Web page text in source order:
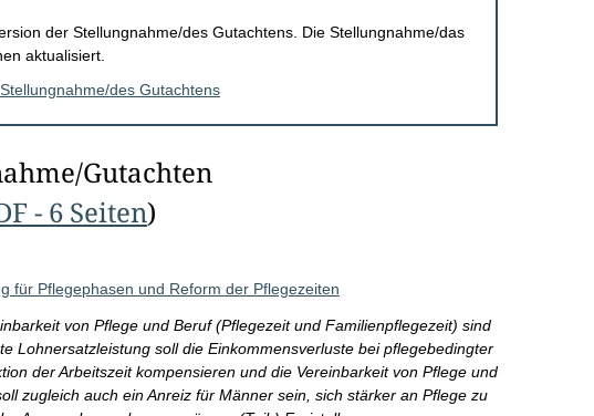
der Stellungnahme/des Gutachtens. Die Stellungnahme/das
aktualisiert.
des Gutachtens
Gutachten
- 6 Seiten)
für Pflegephasen und Reform der Pflegezeiten
von Pflege und Beruf (Pflegezeit und Familienpflegezeit) sind
Lohnersatzleistung soll die Einkommensverluste bei pflegebedingter
der Arbeitszeit kompensieren und die Vereinbarkeit von Pflege und
zugleich auch ein Anreiz für Männer sein, sich stärker an Pflege zu